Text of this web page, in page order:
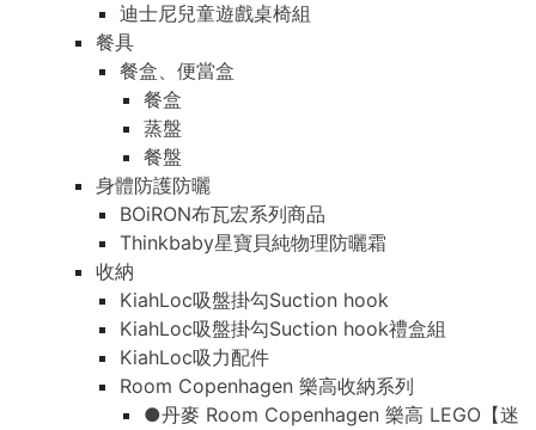
迪士尼兒童遊戲桌椅組
餐具
餐盒、便當盒
餐盒
蒸盤
餐盤
身體防護防曬
BOiRON布瓦宏系列商品
Thinkbaby星寶貝純物理防曬霜
收納
KiahLoc吸盤掛勾Suction hook
KiahLoc吸盤掛勾Suction hook禮盒組
KiahLoc吸力配件
Room Copenhagen 樂高收納系列
●丹麥 Room Copenhagen 樂高 LEGO【迷